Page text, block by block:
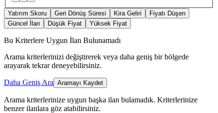
Yatırım Skoru Geri Dönüş Süresi Kira Geliri
Fiyatı Düşen
Güncel İlan
Düşük Fiyat Yüksek Fiyat
Bu Kriterlere Uygun İlan Bulunamadı
Arama kriterlerinizi değiştirerek veya daha geniş bir bölgede
arayarak tekrar deneyebilirsiniz.
Daha Geniş Ara Aramayı Kaydet
Arama kriterlerinize uygun başka ilan bulamadık. Kriterlerinize
benzer ilanlara göz atabilirsiniz.